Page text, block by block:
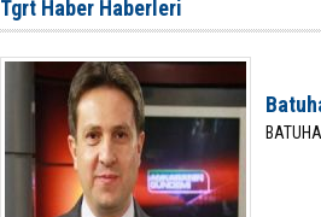
Tgrt Haber Haberleri